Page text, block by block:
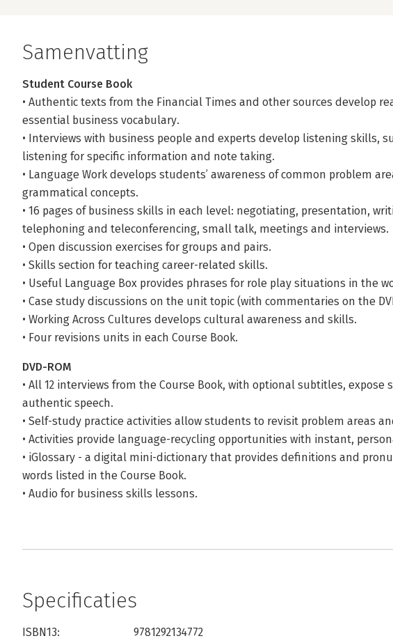
Samenvatting
Student Course Book
• Authentic texts from the Financial Times and other sources develop
essential business vocabulary.
• Interviews with business people and experts develop listening skills,
listening for specific information and note taking.
• Language Work develops students’ awareness of common problem
grammatical concepts.
• 16 pages of business skills in each level: negotiating, presentation,
telephoning and teleconferencing, small talk, meetings and interviews.
• Open discussion exercises for groups and pairs.
• Skills section for teaching career-related skills.
• Useful Language Box provides phrases for role play situations in the
• Case study discussions on the unit topic (with commentaries on the
• Working Across Cultures develops cultural awareness and skills.
• Four revisions units in each Course Book.
DVD-ROM
• All 12 interviews from the Course Book, with optional subtitles,
authentic speech.
• Self-study practice activities allow students to revisit problem areas
• Activities provide language-recycling opportunities with instant,
• iGlossary - a digital mini-dictionary that provides definitions and
words listed in the Course Book.
• Audio for business skills lessons.
Specificaties
ISBN13:
9781292134772